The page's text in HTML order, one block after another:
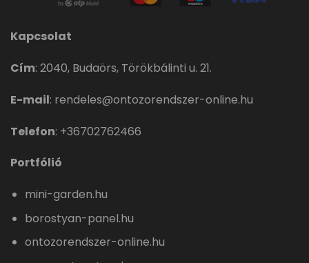
Kapcsolat
Cím: 2040, Budaörs, Törökbálinti u. 21.
E-mail: rendeles@ontozorendszer-online.hu
Telefon: +36702762466
Portfólió
mini-garden.hu
borostyan-panel.hu
ontozorendszer-online.hu